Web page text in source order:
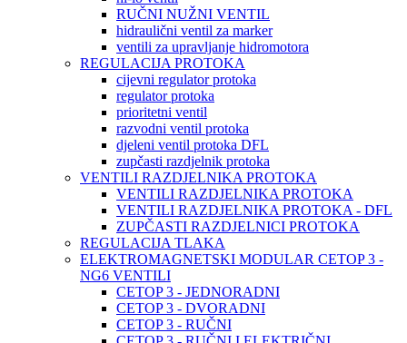
RUČNI NUŽNI VENTIL
hidraulični ventil za marker
ventili za upravljanje hidromotora
REGULACIJA PROTOKA
cijevni regulator protoka
regulator protoka
prioritetni ventil
razvodni ventil protoka
djeleni ventil protoka DFL
zupčasti razdjelnik protoka
VENTILI RAZDJELNIKA PROTOKA
VENTILI RAZDJELNIKA PROTOKA
VENTILI RAZDJELNIKA PROTOKA - DFL
ZUPČASTI RAZDJELNICI PROTOKA
REGULACIJA TLAKA
ELEKTROMAGNETSKI MODULAR CETOP 3 -
NG6 VENTILI
CETOP 3 - JEDNORADNI
CETOP 3 - DVORADNI
CETOP 3 - RUČNI